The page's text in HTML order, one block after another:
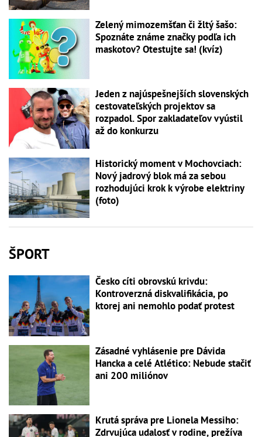
Zelený mimozemšťan či žltý šašo:
Spoznáte známe značky podľa ich
maskotov? Otestujte sa! (kvíz)
Jeden z najúspešnejších slovenských
cestovateľských projektov sa
rozpadol. Spor zakladateľov vyústil
až do konkurzu
Historický moment v Mochovciach:
Nový jadrový blok má za sebou
rozhodujúci krok k výrobe elektriny
(foto)
ŠPORT
Česko cíti obrovskú krivdu:
Kontroverzná diskvalifikácia, po
ktorej ani nemohlo podať protest
Zásadné vyhlásenie pre Dávida
Hancka a celé Atlético: Nebude stačiť
ani 200 miliónov
Krutá správa pre Lionela Messiho:
Zdrvujúca udalosť v rodine, prežíva